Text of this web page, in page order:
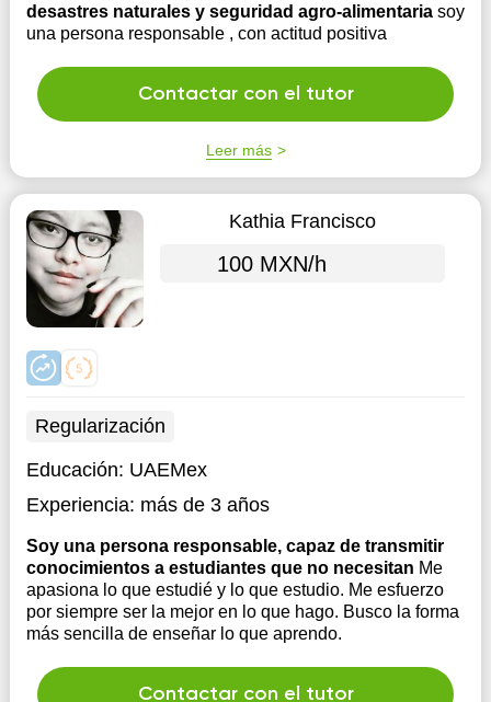
desastres naturales y seguridad agro-alimentaria soy
una persona responsable , con actitud positiva
Contactar con el tutor
Leer más
Kathia Francisco
100 MXN/h
Regularización
Educación: UAEMex
Experiencia: más de 3 años
Soy una persona responsable, capaz de transmitir
conocimientos a estudiantes que no necesitan Me
apasiona lo que estudié y lo que estudio. Me esfuerzo
por siempre ser la mejor en lo que hago. Busco la forma
más sencilla de enseñar lo que aprendo.
Contactar con el tutor